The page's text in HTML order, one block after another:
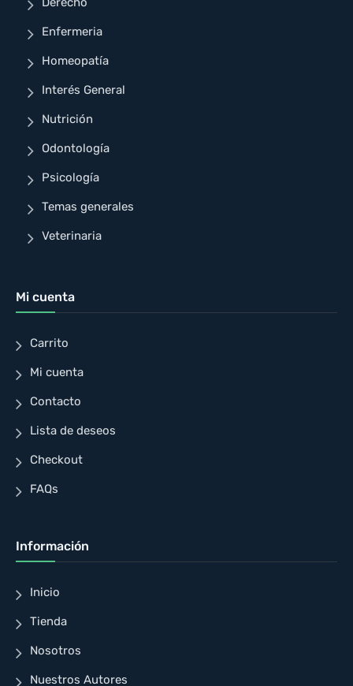
Enfermeria
Homeopatía
Interés General
Nutrición
Odontología
Psicología
Temas generales
Veterinaria
Mi cuenta
Carrito
Mi cuenta
Contacto
Lista de deseos
Checkout
FAQs
Información
Inicio
Tienda
Nosotros
Nuestros Autores